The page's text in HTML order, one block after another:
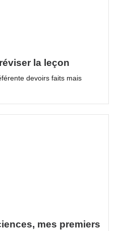
la leçon
devoirs faits mais
mes premiers